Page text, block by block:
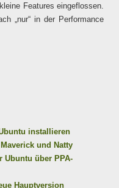
Features eingeflossen.
„nur“ in der Performance
installieren
und Natty
Ubuntu über PPA-
Hauptversion